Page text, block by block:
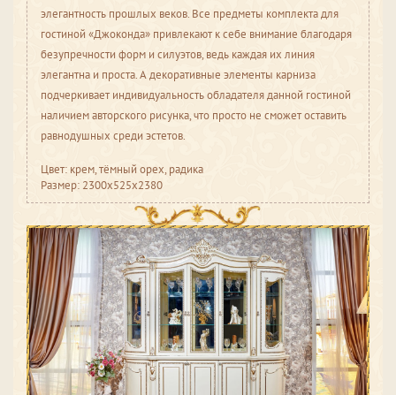
элегантность прошлых веков. Все предметы комплекта для
гостиной «Джоконда» привлекают к себе внимание благодаря
безупречности форм и силуэтов, ведь каждая их линия
элегантна и проста. А декоративные элементы карниза
подчеркивает индивидуальность обладателя данной гостиной
наличием авторского рисунка, что просто не сможет оставить
равнодушных среди эстетов.
Цвет: крем, тёмный орех, радика
Размер: 2300x525x2380